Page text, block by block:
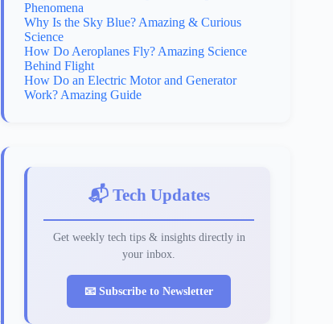
Phenomena
Why Is the Sky Blue? Amazing & Curious
Science
How Do Aeroplanes Fly? Amazing Science
Behind Flight
How Do an Electric Motor and Generator
Work? Amazing Guide
📬 Tech Updates
Get weekly tech tips & insights directly in
your inbox.
📧 Subscribe to Newsletter